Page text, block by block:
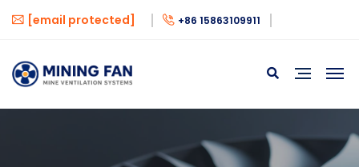
[email protected] +86 15863109911